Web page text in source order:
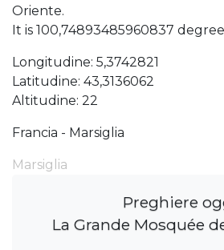
Oriente.
It is 100,74893485960837 degree
Longitudine: 5,3742821
Latitudine: 43,3136062
Altitudine: 22
Francia - Marsiglia
Marsiglia
Preghiere
La Grande Mosquée